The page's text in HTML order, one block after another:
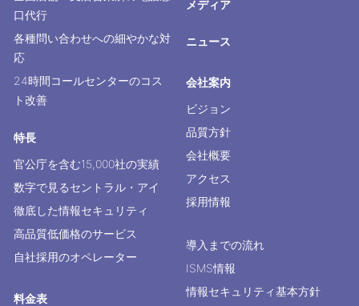
口代行
各種問い合わせへの細やかな対
応
24時間コールセンターのコス
ト改善
特長
官公庁を含む15,000社の実績
数字で見るセントラル・アイ
徹底した情報セキュリティ
高品質低価格のサービス
自社採用のオペレーター
料金表
メディア
ニュース
会社案内
ビジョン
品質方針
会社概要
アクセス
採用情報
導入までの流れ
ISMS情報
情報セキュリティ基本方針